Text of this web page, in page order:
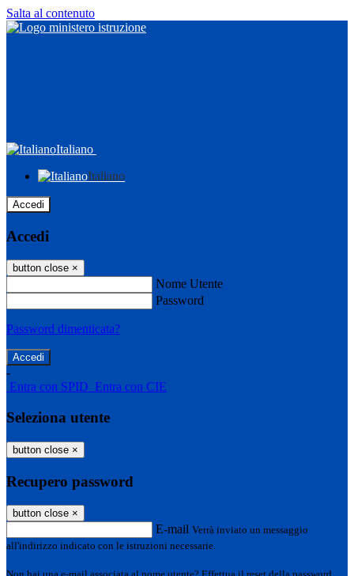
Salta al contenuto
Italiano
Italiano
Accedi
Accedi
button close ×
Nome Utente
Password
Password dimenticata?
-
Entra con SPID Entra con CIE
Seleziona utente
button close ×
Recupero password
button close ×
E-mail Verrà inviato un messaggio
all'indirizzo indicato con le istruzioni necessarie.